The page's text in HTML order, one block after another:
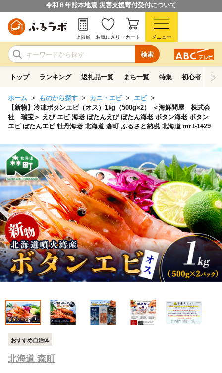
令和８年熊本地震 災害支援寄付受付について
検索
上限額 お気に入り カート メニュー
トップ ランキング 返礼品一覧 まち一覧 特集 初心者ガイド
ホーム ものから探す カニ・エビ
エビ
【新物】冷凍ボタンエビ（オス）1kg（500g×2） ＜海鮮問屋 株式会
社 瑞宝＞ えび エビ 海老 ぼたんえび ぼたん海老 ボタン海老 ボタン
エビ ぼたんエビ 牡丹海老 北海道 森町 ふるさと納税 北海道 mr1-1429
おすすめ自治体
北海道 森町